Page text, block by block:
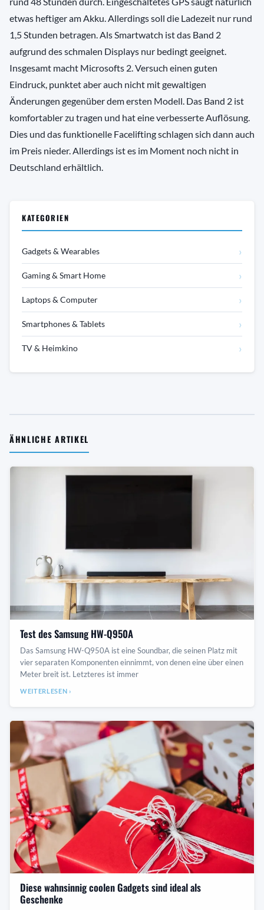
etwas heftiger am Akku. Allerdings soll die Ladezeit nur rund
1,5 Stunden betragen. Als Smartwatch ist das Band 2
aufgrund des schmalen Displays nur bedingt geeignet.
Insgesamt macht Microsofts 2. Versuch einen guten
Eindruck, punktet aber auch nicht mit gewaltigen
Änderungen gegenüber dem ersten Modell. Das Band 2 ist
komfortabler zu tragen und hat eine verbesserte Auflösung.
Dies und das funktionelle Facelifting schlagen sich dann auch
im Preis nieder. Allerdings ist es im Moment noch nicht in
Deutschland erhältlich.
KATEGORIEN
Gadgets & Wearables ›
Gaming & Smart Home ›
Laptops & Computer ›
Smartphones & Tablets ›
TV & Heimkino ›
ÄHNLICHE ARTIKEL
Test des Samsung HW-Q950A
Das Samsung HW-Q950A ist eine Soundbar, die seinen Platz mit
vier separaten Komponenten einnimmt, von denen eine über einen
Meter breit ist. Letzteres ist immer
WEITERLESEN ›
Diese wahnsinnig coolen Gadgets sind ideal als
Geschenke